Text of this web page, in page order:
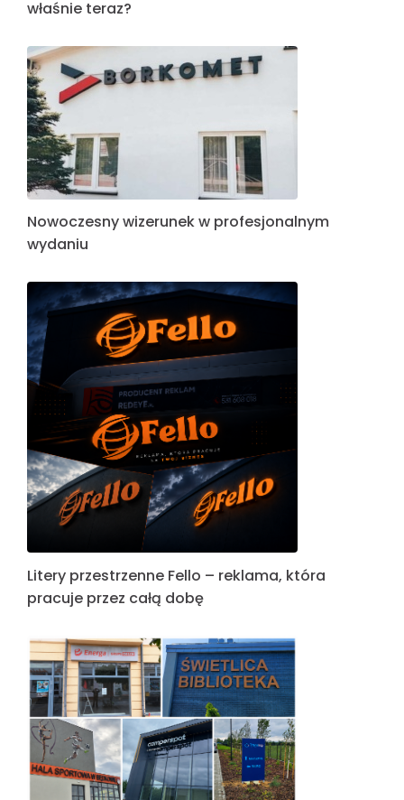
właśnie teraz?
Nowoczesny wizerunek w profesjonalnym
wydaniu
Litery przestrzenne Fello – reklama, która
pracuje przez całą dobę